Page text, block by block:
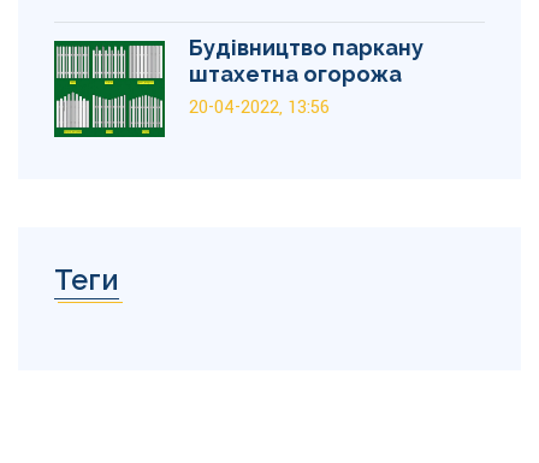
Будівництво паркану
штахетна огорожа
20-04-2022, 13:56
Теги